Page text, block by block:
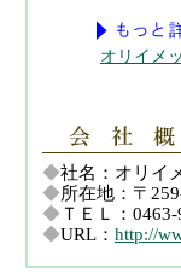
オリイメ
◆社名：オリイ
◆所在地：〒
◆ ＴＥＬ：
◆URL： http://